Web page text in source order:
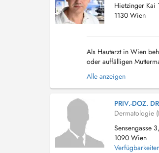
Hietzinger
1130 Wien
Als Hautarzt in Wien
oder auffälligen
Hautkrebsvorsorge
Alle anzeigen
PRIV.-DOZ.
Dermatologie
Sensengasse 3,
1090 Wien